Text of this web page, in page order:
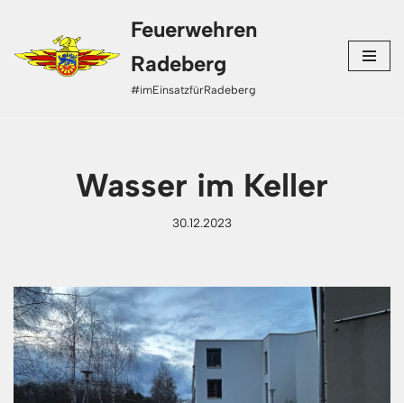
Zum
Inhalt
Feuerwehren
Radeberg
#imEinsatzfürRadeberg
Wasser im Keller
30.12.2023